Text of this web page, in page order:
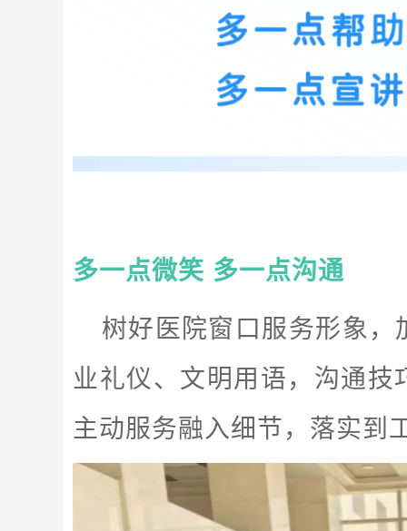
多一点微笑 多一点沟通
树好医院窗口服务形象
业礼仪、文明用语，沟通
主动服务融入细节，落实到